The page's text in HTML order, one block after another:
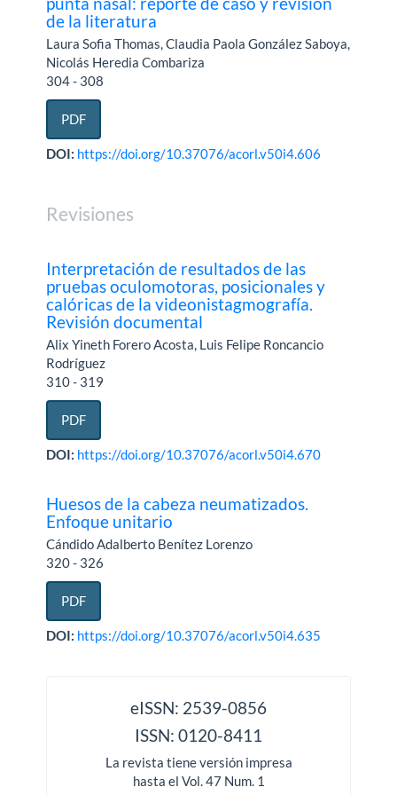
de la literatura
Laura Sofia Thomas, Claudia Paola González Saboya,
Nicolás Heredia Combariza
304 - 308
PDF
DOI: https://doi.org/10.37076/acorl.v50i4.606
Revisiones
Interpretación de resultados de las
pruebas oculomotoras, posicionales y
calóricas de la videonistagmografía.
Revisión documental
Alix Yineth Forero Acosta, Luis Felipe Roncancio
Rodríguez
310 - 319
PDF
DOI: https://doi.org/10.37076/acorl.v50i4.670
Huesos de la cabeza neumatizados.
Enfoque unitario
Cándido Adalberto Benítez Lorenzo
320 - 326
PDF
DOI: https://doi.org/10.37076/acorl.v50i4.635
eISSN: 2539-0856
ISSN: 0120-8411
La revista tiene versión impresa
hasta el Vol. 47 Num. 1